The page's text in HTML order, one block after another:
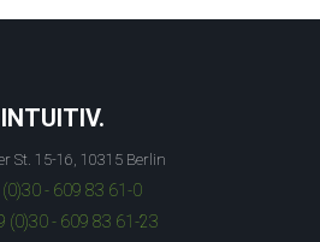
St. 15-16, 10315 Berlin
- 609 83 61-0
(0)30 - 609 83 61-23